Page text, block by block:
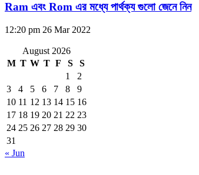
Ram এবং Rom এর মধ্যে পার্থক্য গুলো জেনে নিন
12:20 pm 26 Mar 2022
August 2026
M T W T F S
S
1
2
3
4 5 6 7 8
9
10 11 12 13 14 15 16
17 18 19 20 21 22 23
24 25 26 27 28 29 30
31
« Jun